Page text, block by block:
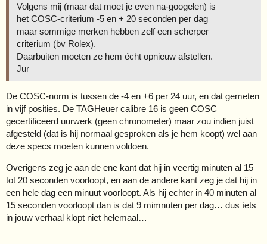
Volgens mij (maar dat moet je even na-googelen) is
het COSC-criterium -5 en + 20 seconden per dag
maar sommige merken hebben zelf een scherper
criterium (bv Rolex).
Daarbuiten moeten ze hem écht opnieuw afstellen.
Jur
De COSC-norm is tussen de -4 en +6 per 24 uur, en dat gemeten
in vijf posities. De TAGHeuer calibre 16 is geen COSC
gecertificeerd uurwerk (geen chronometer) maar zou indien juist
afgesteld (dat is hij normaal gesproken als je hem koopt) wel aan
deze specs moeten kunnen voldoen.
Overigens zeg je aan de ene kant dat hij in veertig minuten al 15
tot 20 seconden voorloopt, en aan de andere kant zeg je dat hij in
een hele dag een minuut voorloopt. Als hij echter in 40 minuten al
15 seconden voorloopt dan is dat 9 mimnuten per dag… dus íets
in jouw verhaal klopt niet helemaal…